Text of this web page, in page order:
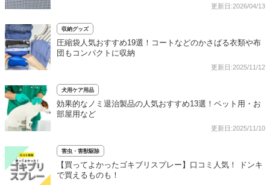
更新日:2026/04/13
収納グッズ
圧縮袋人気おすすめ19選！コートなどのかさばる衣類や布
団もコンパクトに収納
更新日:2025/11/12
犬用ケア用品
効果的なノミ退治製品の人気おすすめ13選！ペット用・お
部屋用など
更新日:2025/11/10
害虫・害獣駆除
【買ってよかったゴキブリスプレー】口コミ人気！ ドンキ
で買えるものも！